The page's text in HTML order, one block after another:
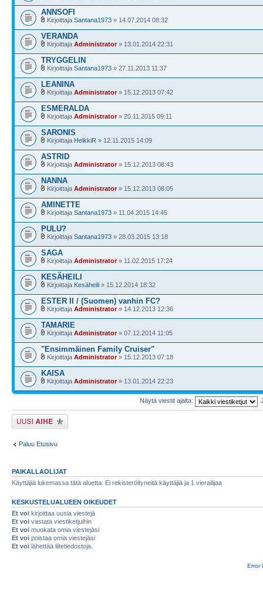
ANNSOFI
Kirjoittaja Santana1973 » 14.07.2014 08:32
VERANDA
Kirjoittaja Administrator» 13.01.2014 22:31
TRYGGELIN
Kirjoittaja Santana1973 » 27.11.2013 11:37
LEANINA
Kirjoittaja Administrator» 15.12.2013 07:42
ESMERALDA
Kirjoittaja Administrator» 20.11.2015 09:11
SARONIS
Kirjoittaja HeikkiR » 12.11.2015 14:09
ASTRID
Kirjoittaja Administrator» 15.12.2013 08:43
NANNA
Kirjoittaja Administrator» 15.12.2013 08:05
AMINETTE
Kirjoittaja Santana1973 » 11.04.2015 14:45
PULU?
Kirjoittaja Santana1973 » 28.03.2015 13:18
SAGA
Kirjoittaja Administrator» 11.02.2015 17:24
KESÄHEILI
Kirjoittaja Kesäheili » 15.12.2014 18:32
ESTER II / (Suomen) vanhin FC?
Kirjoittaja Administrator» 14.12.2013 12:36
TAMARIE
Kirjoittaja Administrator» 07.12.2014 11:05
"Ensimmäinen Family Cruiser"
Kirjoittaja Administrator» 15.12.2013 07:18
KAISA
Kirjoittaja Administrator» 13.01.2014 22:23
Näytä viestit ajalta:
Lähetä uusi viesti
Paluu Etusivu
PAIKALLAOLIJAT
Käyttäjiä lukemassa tätä aluetta: Ei rekisteröityneitä käyttäjiä ja 1 vierailijaa
KESKUSTELUALUEEN OIKEUDET
Et voi kirjoittaa uusia viestejä
Et voi vastata viestiketjuihin
Et voi muokata omia viestejäsi
Et voi poistaa omia viestejäsi
Et voi lähettää liitetiedostoja.
Error